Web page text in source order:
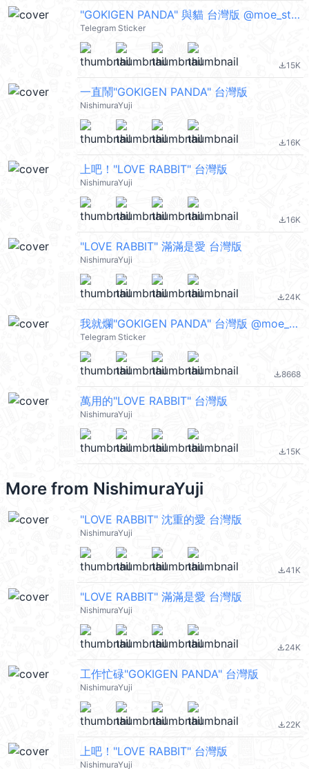
"GOKIGEN PANDA" 與貓 台灣版 @moe_sticker_bot
Telegram Sticker
file_download15K
一直鬧"GOKIGEN PANDA" 台灣版
NishimuraYuji
file_download16K
上吧！"LOVE RABBIT" 台灣版
NishimuraYuji
file_download16K
"LOVE RABBIT" 滿滿是愛 台灣版
NishimuraYuji
file_download24K
我就爛"GOKIGEN PANDA" 台灣版 @moe_sticker_bot
Telegram Sticker
file_download8668
萬用的"LOVE RABBIT" 台灣版
NishimuraYuji
file_download15K
More from NishimuraYuji
"LOVE RABBIT" 沈重的愛 台灣版
NishimuraYuji
file_download41K
"LOVE RABBIT" 滿滿是愛 台灣版
NishimuraYuji
file_download24K
工作忙碌"GOKIGEN PANDA" 台灣版
NishimuraYuji
file_download22K
上吧！"LOVE RABBIT" 台灣版
NishimuraYuji